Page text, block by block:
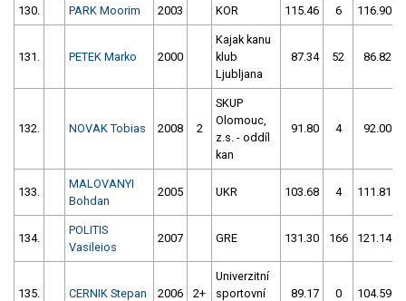
130. PARK Moorim 2003 KOR 115.46 6 116.90
131. PETEK Marko 2000
Kajak kanu
klub
Ljubljana
87.34 52 86.82
132. NOVAK Tobias 2008 2
SKUP
Olomouc,
z.s. - oddíl
kan
91.80 4 92.00
133.
MALOVANYI
Bohdan
2005 UKR 103.68 4 111.81
134.
POLITIS
Vasileios
2007 GRE 131.30 166 121.14
135. CERNIK Stepan 2006 2+
Univerzitní
sportovní
89.17 0 104.59